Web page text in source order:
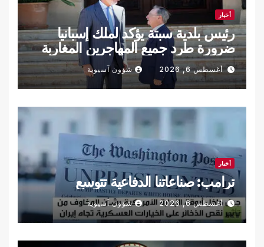
أخبار
رئيس بلدية سبتة يؤكد لملك إسبانيا
ضرورة طرد جميع المهاجرين المغاربة
غير الشرعيين
أغسطس 6, 2026 شؤون آسيوية
أخبار
ترامب: صناعاتنا الدفاعية تتوسع
أغسطس 6, 2026 شؤون آسيوية